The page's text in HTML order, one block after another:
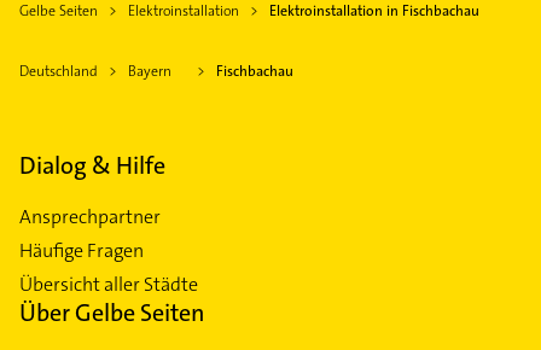
Gelbe Seiten Elektroinstallation Elektroinstallation in Fischbachau
Deutschland Bayern Fischbachau
Dialog & Hilfe
Ansprechpartner
Häufige Fragen
Übersicht aller Städte
Über Gelbe Seiten